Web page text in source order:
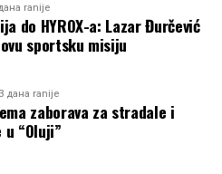
ranije
do HYROX-a: Lazar Đurčević
sportsku misiju
3 дана ranije
zaborava za stradale i
“Oluji”